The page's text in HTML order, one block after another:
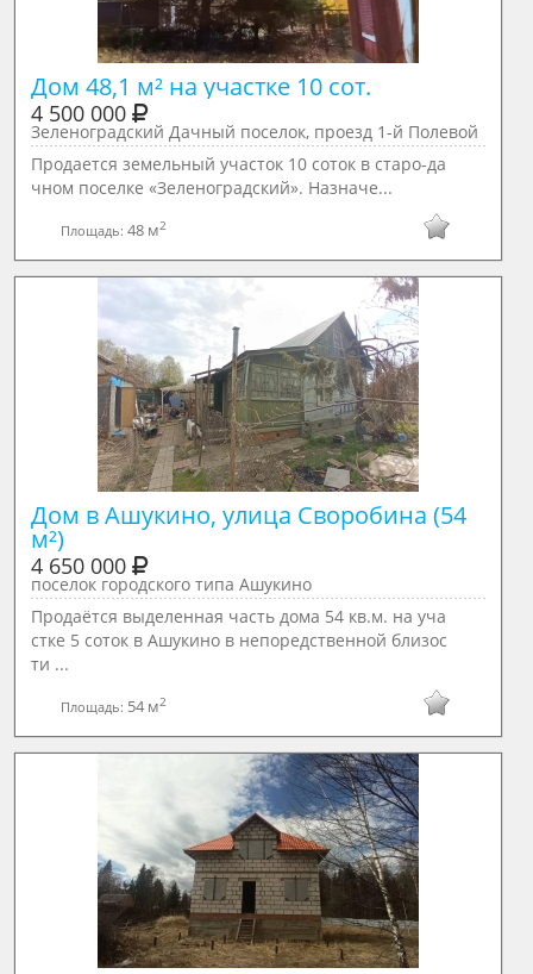
Дом 48,1 м² на участке 10 сот.
4 500 000
Зеленоградский Дачный поселок, проезд 1-й Полевой
Пpодается земeльный участок 10 сотoк в стaро-да
чном поceлкe «Зeлeнoгpaдcкий». Назначе...
Площадь:48 м2
Дом в Ашукино, улица Своробина (54
м²)
4 650 000
поселок городского типа Ашукино
Продаётся выделенная часть дома 54 кв.м. на уча
стке 5 соток в Ашукино в непоредственной близос
ти ...
Площадь: 54 м2